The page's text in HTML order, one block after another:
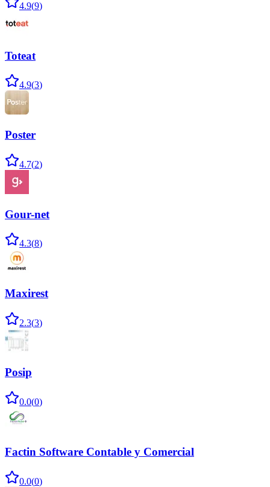
4.9(9)
Toteat
4.9(3)
Poster
4.7(2)
Gour-net
4.3(8)
Maxirest
2.3(3)
Posip
0.0(0)
Factin Software Contable y Comercial
0.0(0)